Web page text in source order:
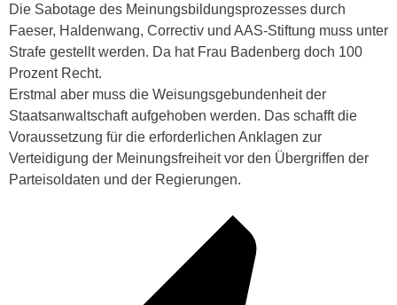
Die Sabotage des Meinungsbildungsprozesses durch
Faeser, Haldenwang, Correctiv und AAS-Stiftung muss unter
Strafe gestellt werden. Da hat Frau Badenberg doch 100
Prozent Recht.
Erstmal aber muss die Weisungsgebundenheit der
Staatsanwaltschaft aufgehoben werden. Das schafft die
Voraussetzung für die erforderlichen Anklagen zur
Verteidigung der Meinungsfreiheit vor den Übergriffen der
Parteisoldaten und der Regierungen.